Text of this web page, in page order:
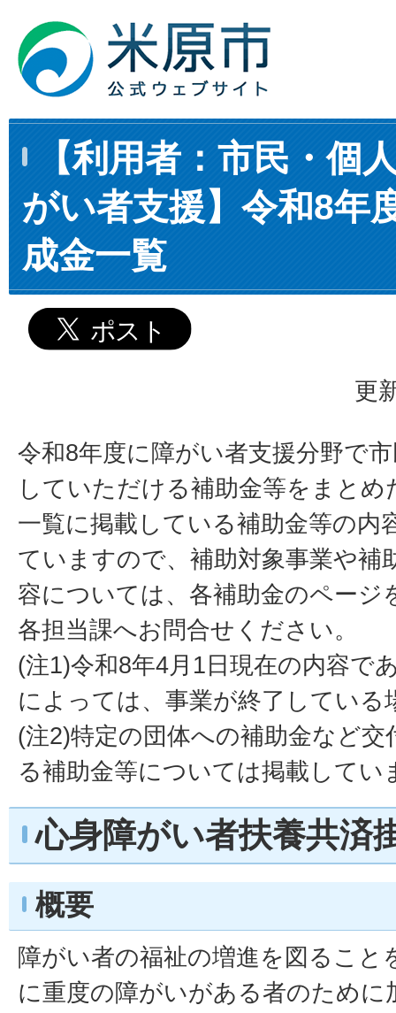
【利用者：市民・個
がい者支援】令和8年
成金一覧
更
令和8年度に障がい者支援分野で
していただける補助金等をまとめ
一覧に掲載している補助金等の内
ていますので、補助対象事業や補
容については、各補助金のページ
各担当課へお問合せください。
(注1)令和8年4月1日現在の内容で
によっては、事業が終了している
(注2)特定の団体への補助金など
る補助金等については掲載してい
心身障がい者扶養共済
概要
障がい者の福祉の増進を図ること
に重度の障がいがある者のために